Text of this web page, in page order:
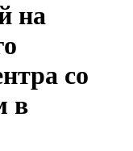
на
со
в